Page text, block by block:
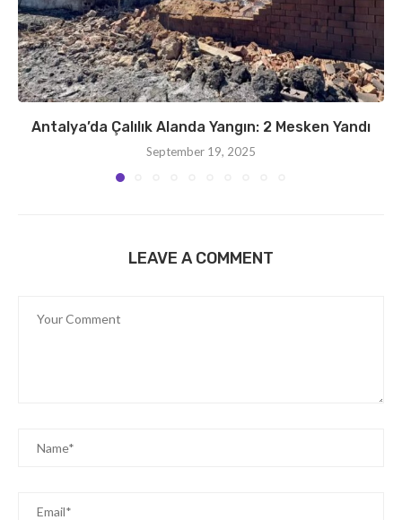
Antalya’da Çalılık Alanda Yangın: 2 Mesken Yandı
September 19, 2025
LEAVE A COMMENT